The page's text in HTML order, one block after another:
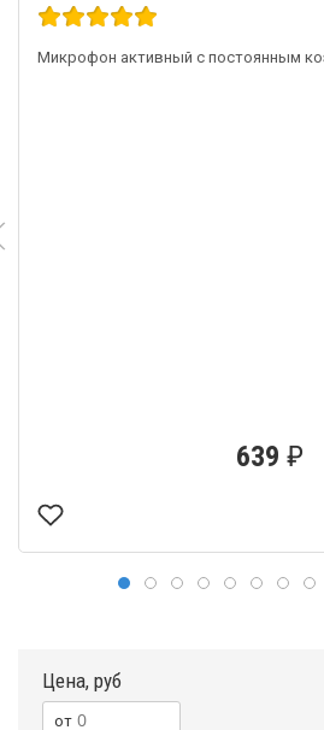
Микрофон активный с постоянным
639 ₽
Цена, руб